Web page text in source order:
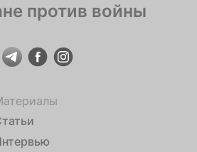
против войны